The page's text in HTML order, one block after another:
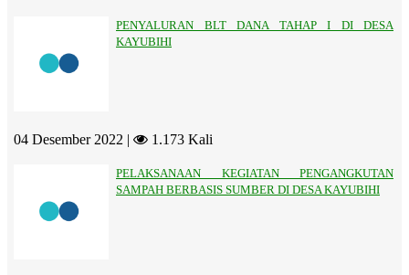
PENYALURAN BLT DANA TAHAP I DI DESA
KAYUBIHI
04 Desember 2022 | 1.173 Kali
PELAKSANAAN KEGIATAN PENGANGKUTAN
SAMPAH BERBASIS SUMBER DI DESA KAYUBIHI